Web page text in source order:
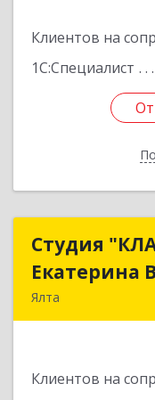
Клиентов на
1С:Специалист
Студия
Екатерина
Ялта
Клиентов на